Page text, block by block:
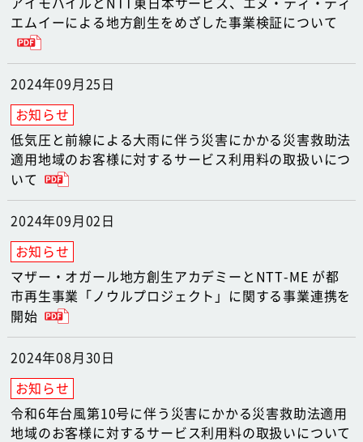
アイモバイルとNTT東日本サービス、エヌ・ティ・ティ
エムイーによる地方創生をめざした事業検証について
2024年09月25日
低気圧と前線による大雨に伴う災害にかかる災害救助法
適用地域のお客様に対するサービス利用料の取扱いにつ
いて
2024年09月02日
マザー・オガール地方創生アカデミーとNTT-ME が都
市再生事業「ノウルプロジェクト」に関する事業連携を
開始
2024年08月30日
令和6年台風第10号に伴う災害にかかる災害救助法適用
地域のお客様に対するサービス利用料の取扱いについて